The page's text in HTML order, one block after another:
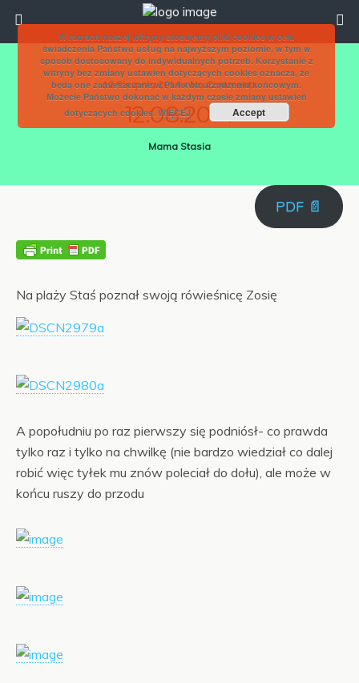
12 Sierpnia 2014 • No Comments
12.08.2014
Mama Stasia
PDF 📄
Na plaży Staś poznał swoją rówieśnicę Zosię
A popołudniu po raz pierwszy się podniósł- co prawda
tylko raz i tylko na chwilkę (nie bardzo wiedział co dalej
robić więc tyłek mu znów poleciał do dołu), ale może w
końcu ruszy do przodu
W ramach naszej witryny stosujemy pliki cookies w celu
świadczenia Państwu usług na najwyższym poziomie, w tym w
sposób dostosowany do indywidualnych potrzeb. Korzystanie z
witryny bez zmiany ustawień dotyczących cookies oznacza, że
będą one zamieszczane w Państwa urządzeniu końcowym.
Możecie Państwo dokonać w każdym czasie zmiany ustawień
dotyczących cookies. WIĘCEJ Accept